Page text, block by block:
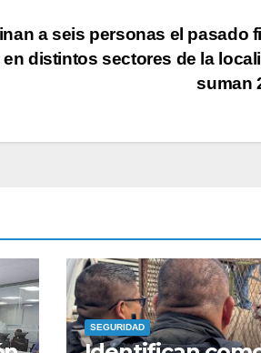
a seis personas el pasado
en distintos sectores de la
suman
SEGURIDAD